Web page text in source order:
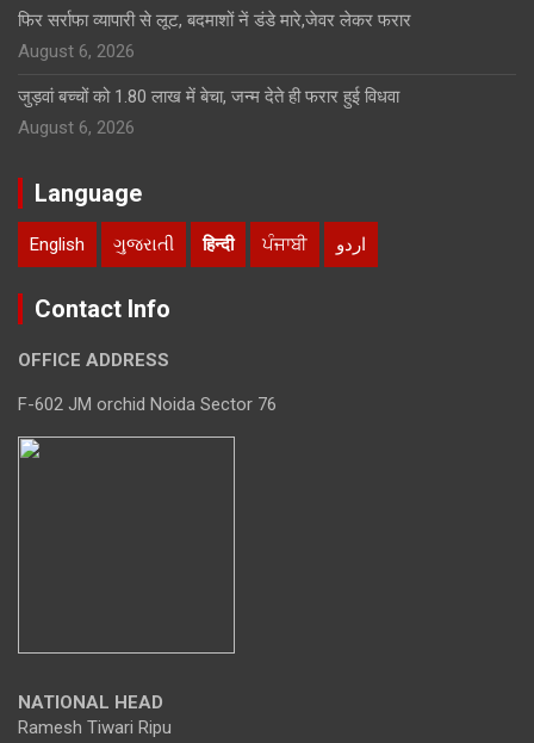
फिर सर्राफा व्यापारी से लूट, बदमाशों नें डंडे मारे,जेवर लेकर फरार
August 6, 2026
जुड़वां बच्चों को 1.80 लाख में बेचा, जन्म देते ही फरार हुई विधवा
August 6, 2026
Language
English ગુજરાતી हिन्दी ਪੰਜਾਬੀ اردو
Contact Info
OFFICE ADDRESS
F-602 JM orchid Noida Sector 76
NATIONAL HEAD
Ramesh Tiwari Ripu